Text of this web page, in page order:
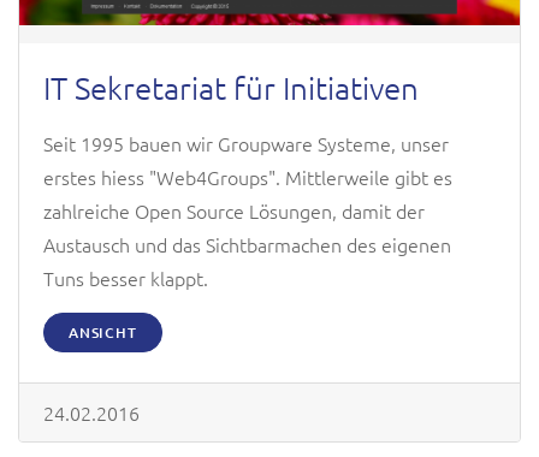
IT Sekretariat für Initiativen
Seit 1995 bauen wir Groupware Systeme, unser
erstes hiess "Web4Groups". Mittlerweile gibt es
zahlreiche Open Source Lösungen, damit der
Austausch und das Sichtbarmachen des eigenen
Tuns besser klappt.
ANSICHT
24.02.2016